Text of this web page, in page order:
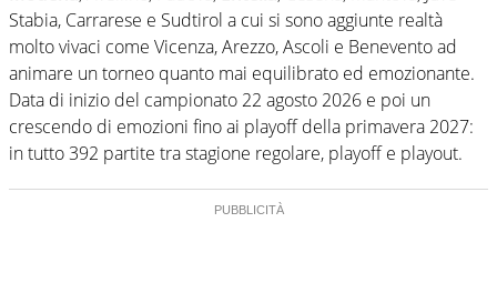
creano contenuti 100% originali ed esclusivi.
Stabia, Carrarese e Sudtirol a cui si sono aggiunte realtà
molto vivaci come Vicenza, Arezzo, Ascoli e Benevento ad
animare un torneo quanto mai equilibrato ed emozionante.
Data di inizio del campionato 22 agosto 2026 e poi un
crescendo di emozioni fino ai playoff della primavera 2027:
in tutto 392 partite tra stagione regolare, playoff e playout.